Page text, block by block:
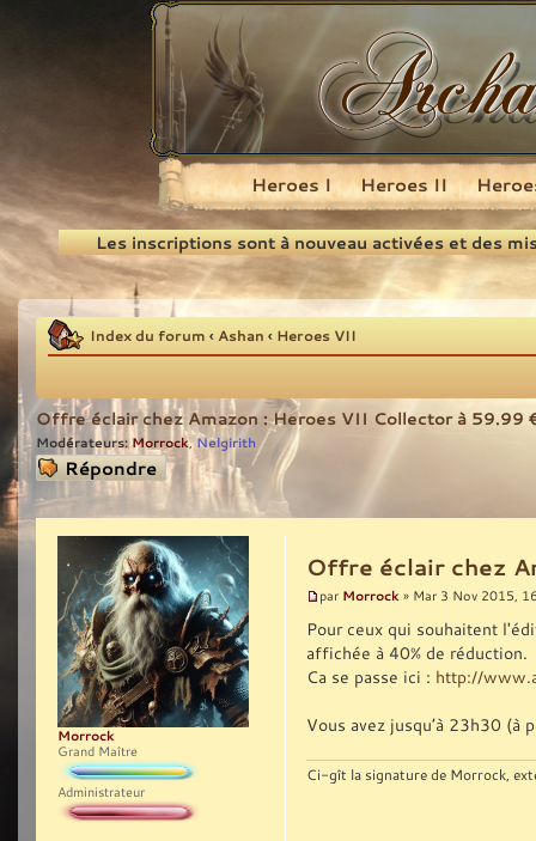
Recherche
Heroes I Heroes II
Les inscriptions sont à nouveau activées et des
Index du forum ‹ Ashan ‹ Heroes VII
Offre éclair chez Amazon : Heroes VII Collector à 59.99
Modérateurs: Morrock, Nelgirith
Répondre
Offre éclair chez
par Morrock » Mar 3 Nov 2015,
Pour ceux qui souhaitent
affichée à 40% de réduction.
Ca se passe ici : http://
Vous avez jusqu’à 23h30 (à
Ci-gît la signature de Morrock,
Morrock
Grand Maître
Administrateur